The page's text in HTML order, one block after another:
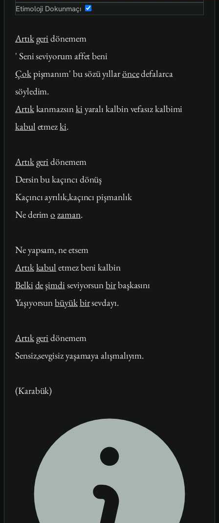
Etimoloji Dokunmaçı
Artıkgeri dönemem
' Seni seviyorum affet beni
Çokpişmanım' bu sözü yıllaröncedefalarca
söyledim.
Artıkkanmazsınki yaralı kalbin vefasız kalbimi
kabul etmezki.
Artıkgeri dönemem
Dersin bu kaçıncı dönüş
Kaçıncı ayrılık,kaçıncı pişmanlık
Ne derimo zaman.
Ne yapsam, ne etsem
Artıkkabul etmez beni kalbin
Belki deşimdi seviyorsunbirbaşkasını
Yaşıyorsunbüyükbirsevdayı.
Artıkgeri dönemem
Sensiz,sevgisiz yaşamaya alışmalıyım.
(Karabük)